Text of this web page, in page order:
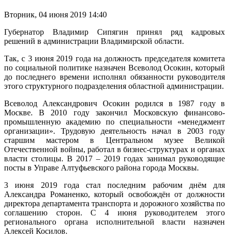
Вторник, 04 июня 2019 14:40
Губернатор Владимир Сипягин принял ряд кадровых
решений в администрации Владимирской области.
Так, с 3 июня 2019 года на должность председателя комитета
по социальной политике назначен Всеволод Осокин, который
до последнего времени исполнял обязанности руководителя
этого структурного подразделения областной администрации.
Всеволод Александрович Осокин родился в 1987 году в
Москве. В 2010 году закончил Московскую финансово-
промышленную академию по специальности «менеджмент
организации». Трудовую деятельность начал в 2003 году
старшим мастером в Центральном музее Великой
Отечественной войны, работал в бизнес-структурах и органах
власти столицы. В 2017 – 2019 годах занимал руководящие
посты в Управе Алтуфьевского района города Москвы.
3 июня 2019 года стал последним рабочим днём для
Александра Романенко, который освобождён от должности
директора департамента транспорта и дорожного хозяйства по
соглашению сторон. С 4 июня руководителем этого
регионального органа исполнительной власти назначен
Алексей Косилов.